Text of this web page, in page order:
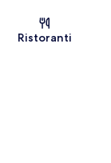
Ristoranti